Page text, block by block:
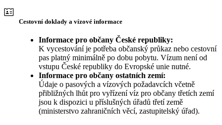
Cestovní doklady a vízové informace
Informace pro občany České republiky:
K vycestování je potřeba občanský průkaz nebo cestovní
pas platný minimálně po dobu pobytu. Vízum není od
vstupu České republiky do Evropské unie nutné.
Informace pro občany ostatních zemí:
Údaje o pasových a vízových požadavcích včetně
přibližných lhůt pro vyřízení víz pro občany třetích zemí
jsou k dispozici u příslušných úřadů třetí země
(ministerstvo zahraničních věcí, zastupitelský úřad).